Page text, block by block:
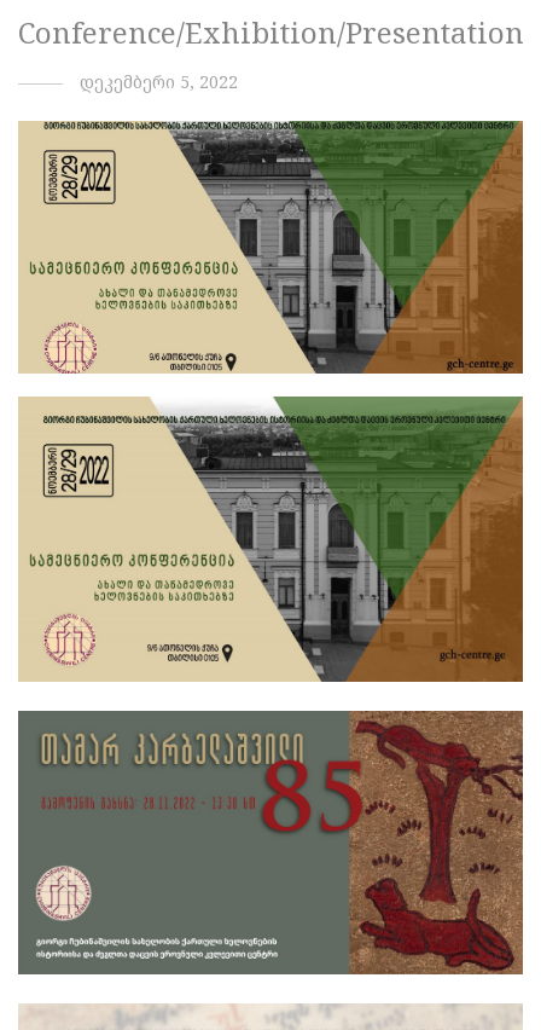
Conference/Exhibition/Presentation
დეკემბერი 5, 2022